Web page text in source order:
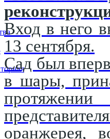
Вход в него
13 сентября.
Сад был
в шары,
оранжерея,